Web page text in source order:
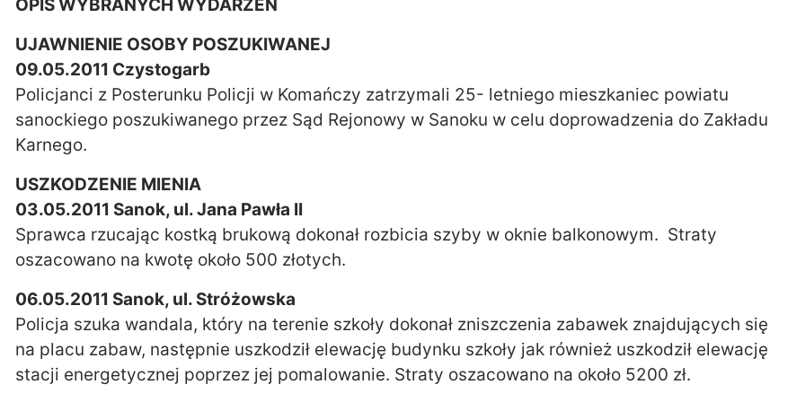
OPIS WYBRANYCH WYDARZEŃ
UJAWNIENIE OSOBY POSZUKIWANEJ
09.05.2011 Czystogarb
Policjanci z Posterunku Policji w Komańczy zatrzymali 25- letniego mieszkaniec powiatu
sanockiego poszukiwanego przez Sąd Rejonowy w Sanoku w celu doprowadzenia do Zakładu
Karnego.
USZKODZENIE MIENIA
03.05.2011 Sanok, ul. Jana Pawła II
Sprawca rzucając kostką brukową dokonał rozbicia szyby w oknie balkonowym. Straty
oszacowano na kwotę około 500 złotych.
06.05.2011 Sanok, ul. Stróżowska
Policja szuka wandala, który na terenie szkoły dokonał zniszczenia zabawek znajdujących się
na placu zabaw, następnie uszkodził elewację budynku szkoły jak również uszkodził elewację
stacji energetycznej poprzez jej pomalowanie. Straty oszacowano na około 5200 zł.